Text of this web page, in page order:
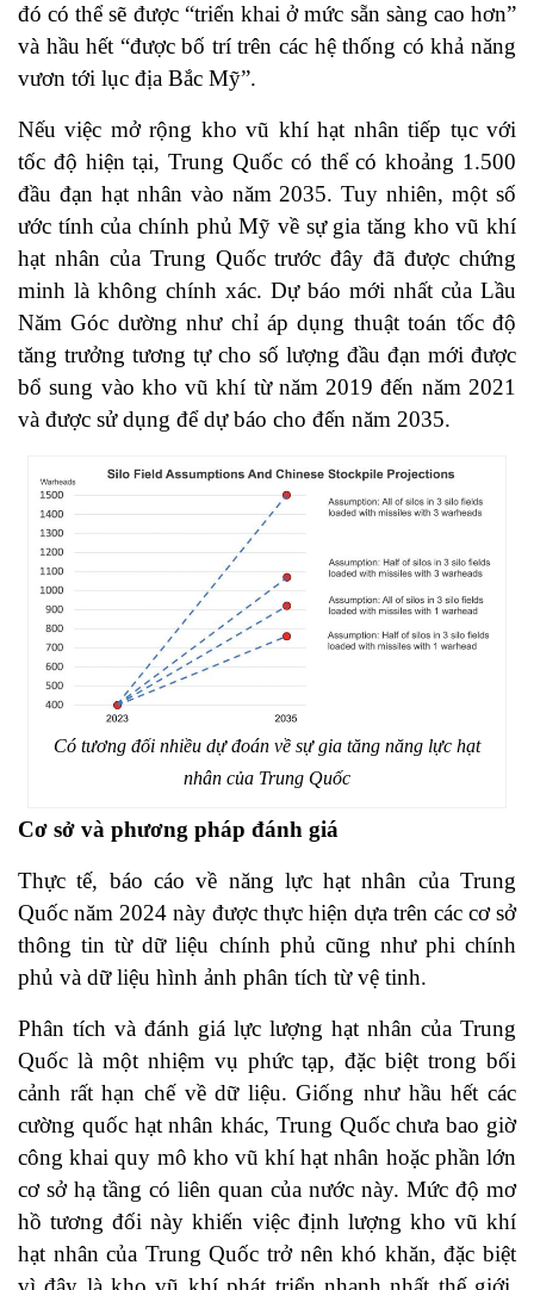
đó có thể sẽ được “triển khai ở mức sẵn sàng cao hơn”
và hầu hết “được bố trí trên các hệ thống có khả năng
vươn tới lục địa Bắc Mỹ”.
Nếu việc mở rộng kho vũ khí hạt nhân tiếp tục với
tốc độ hiện tại, Trung Quốc có thể có khoảng 1.500
đầu đạn hạt nhân vào năm 2035. Tuy nhiên, một số
ước tính của chính phủ Mỹ về sự gia tăng kho vũ khí
hạt nhân của Trung Quốc trước đây đã được chứng
minh là không chính xác. Dự báo mới nhất của Lầu
Năm Góc dường như chỉ áp dụng thuật toán tốc độ
tăng trưởng tương tự cho số lượng đầu đạn mới được
bổ sung vào kho vũ khí từ năm 2019 đến năm 2021
và được sử dụng để dự báo cho đến năm 2035.
Có tương đối nhiều dự đoán về sự gia tăng năng lực hạt
nhân của Trung Quốc
Cơ sở và phương pháp đánh giá
Thực tế, báo cáo về năng lực hạt nhân của Trung
Quốc năm 2024 này được thực hiện dựa trên các cơ sở
thông tin từ dữ liệu chính phủ cũng như phi chính
phủ và dữ liệu hình ảnh phân tích từ vệ tinh.
Phân tích và đánh giá lực lượng hạt nhân của Trung
Quốc là một nhiệm vụ phức tạp, đặc biệt trong bối
cảnh rất hạn chế về dữ liệu. Giống như hầu hết các
cường quốc hạt nhân khác, Trung Quốc chưa bao giờ
công khai quy mô kho vũ khí hạt nhân hoặc phần lớn
cơ sở hạ tầng có liên quan của nước này. Mức độ mơ
hồ tương đối này khiến việc định lượng kho vũ khí
hạt nhân của Trung Quốc trở nên khó khăn, đặc biệt